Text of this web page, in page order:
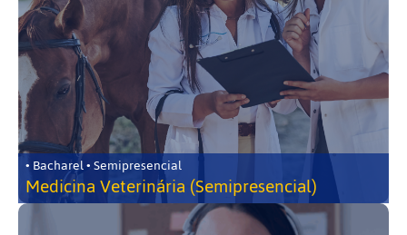
• Bacharel • Semipresencial
Medicina Veterinária (Semipresencial)